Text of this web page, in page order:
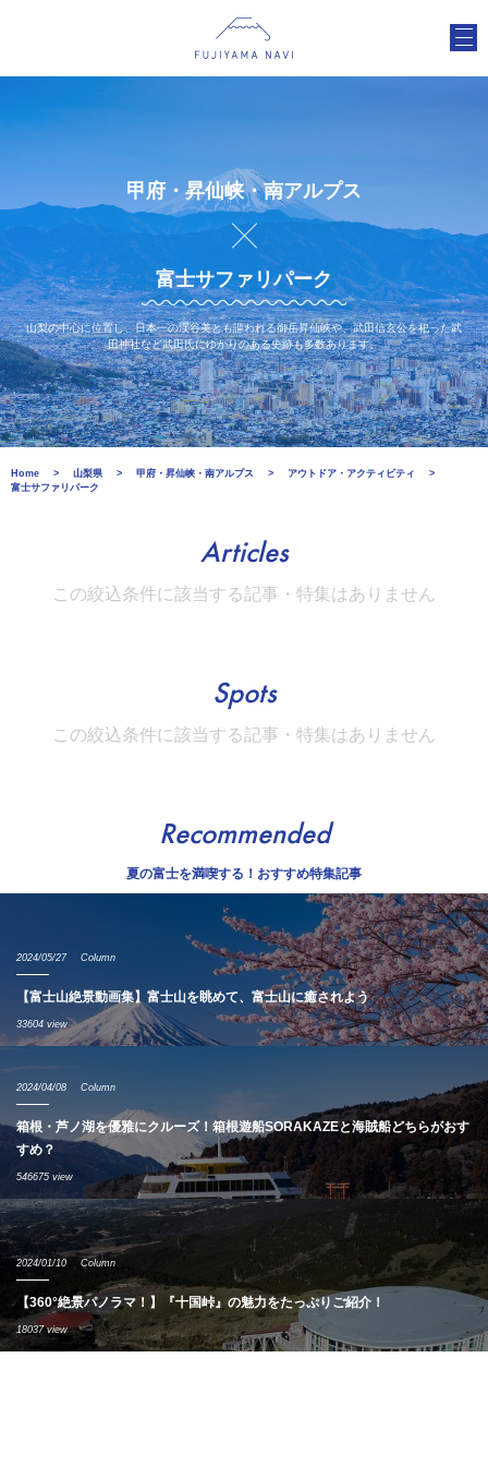
甲府・昇仙峡・南アルプス
富士サファリパーク
山梨の中心に位置し、日本一の渓谷美とも謳われる御岳昇仙峡や、武田信玄公を祀った武
田神社など武田氏にゆかりのある史跡も多数あります。
Home 山梨県 甲府・昇仙峡・南アルプス
アウトドア・アクティビティ
富士サファリパーク
Articles
この絞込条件に該当する記事・特集はありません
Spots
この絞込条件に該当する記事・特集はありません
Recommended
夏の富士を満喫する！おすすめ特集記事
2024/05/27 Column
【富士山絶景動画集】富士山を眺めて、富士山に癒されよう
33604 view
2024/04/08 Column
箱根・芦ノ湖を優雅にクルーズ！箱根遊船SORAKAZEと海賊船どちらがおす
すめ？
546675 view
2024/01/10 Column
【360°絶景パノラマ！】『十国峠』の魅力をたっぷりご紹介！
18037 view